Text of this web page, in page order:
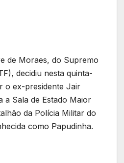
de Moraes, do Supremo
decidiu nesta quinta-
o ex-presidente Jair
a Sala de Estado Maior
da Polícia Militar do
como Papudinha.